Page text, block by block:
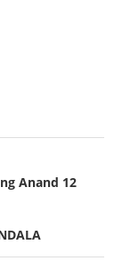
Anand 12